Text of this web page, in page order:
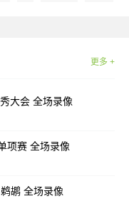
更多 +
大会 全场录像
项赛 全场录像
鹕 全场录像